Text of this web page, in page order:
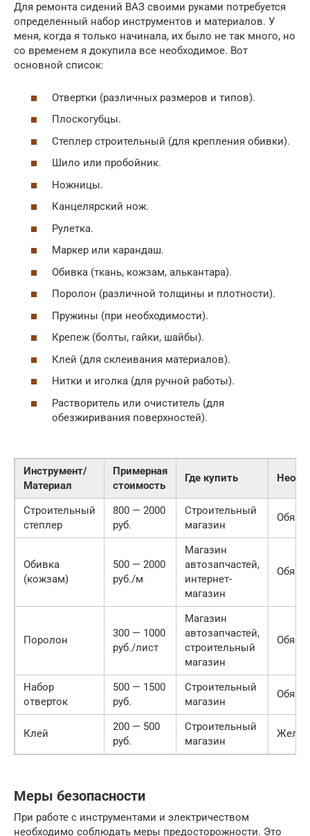
Для ремонта сидений ВАЗ своими руками потребуется
определенный набор инструментов и материалов. У
меня, когда я только начинала, их было не так много, но
со временем я докупила все необходимое. Вот
основной список:
Отвертки (различных размеров и типов).
Плоскогубцы.
Степлер строительный (для крепления обивки).
Шило или пробойник.
Ножницы.
Канцелярский нож.
Рулетка.
Маркер или карандаш.
Обивка (ткань, кожзам, алькантара).
Поролон (различной толщины и плотности).
Пружины (при необходимости).
Крепеж (болты, гайки, шайбы).
Клей (для склеивания материалов).
Нитки и иголка (для ручной работы).
Растворитель или очиститель (для
обезжиривания поверхностей).
Инструмент/
Материал
Примерная
стоимость
Где купить
Строительный
степлер
800 — 2000
руб.
Строительный
магазин
Обивка
(кожзам)
500 — 2000
руб./м
Магазин
автозапчастей,
интернет-
магазин
Поролон
300 — 1000
руб./лист
Магазин
автозапчастей,
строительный
магазин
Набор
отверток
500 — 1500
руб.
Строительный
магазин
Клей
200 — 500
руб.
Строительный
магазин
Меры безопасности
При работе с инструментами и электричеством
необходимо соблюдать меры предосторожности. Это